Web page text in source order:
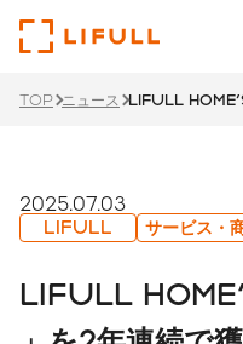
サービス
ニュース
TOP ニュース LIFULL
2025.07.03
LIFULL サービス・
LIFULL